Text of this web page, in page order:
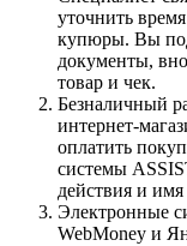
уточнить
купюры. Вы
документы,
товар и чек.
Безналичный
интернет-
оплатить
системы
действия и имя
Электронные
WebMoney и